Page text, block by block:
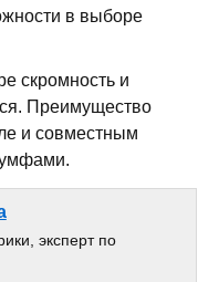
в выборе
скромность и
Преимущество
и совместным
эксперт по